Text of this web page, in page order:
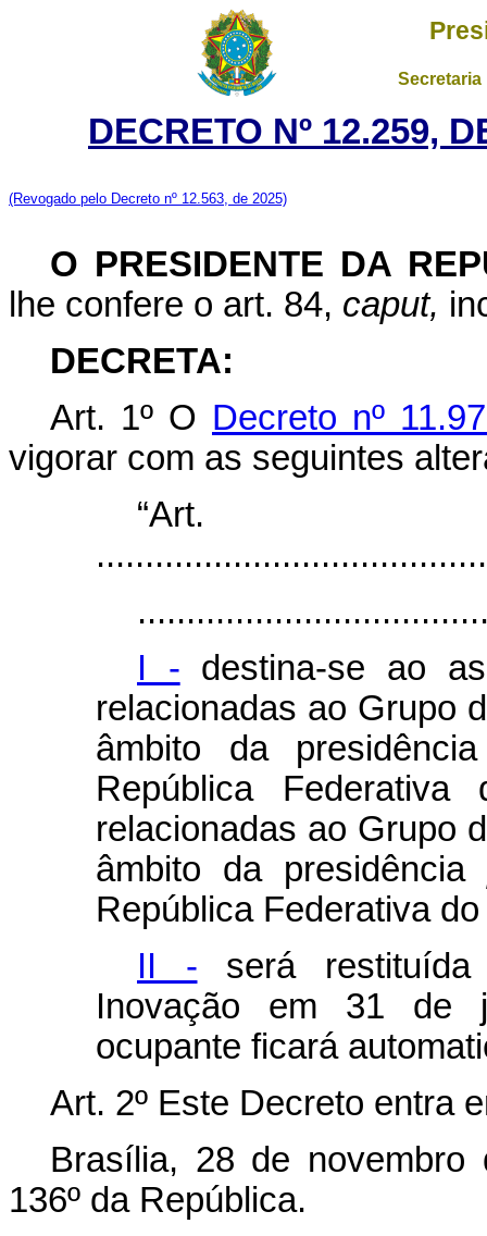
DECRETO Nº 12.259,
(Revogado pelo Decreto nº 12.563, de 2025)
O PRESIDENTE DA
lhe confere o art. 84, caput,
DECRETA:
Art. 1º O Decreto nº
vigorar com as seguintes
I - destina-se ao
relacionadas ao Grupo
âmbito da
República
relacionadas ao Grupo
âmbito da presidência
República Federativa
II - será
Inovação em 31 de
ocupante ficará
Art. 2º Este Decreto entra
Brasília, 28 de novembro
136º da República.